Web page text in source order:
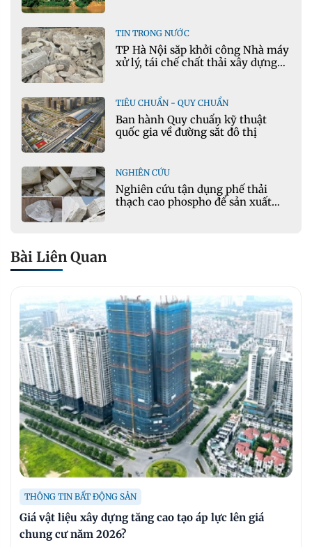
TIN TRONG NƯỚC
TP Hà Nội sắp khởi công Nhà máy
xử lý, tái chế chất thải xây dựng
TIÊU CHUẨN - QUY CHUẨN
Ban hành Quy chuẩn kỹ thuật
quốc gia về đường sắt đô thị
NGHIÊN CỨU
Nghiên cứu tận dụng phế thải
thạch cao phospho để sản xuất
Bài Liên Quan
THÔNG TIN BẤT ĐỘNG SẢN
Giá vật liệu xây dựng tăng cao tạo áp lực lên giá
chung cư năm 2026?